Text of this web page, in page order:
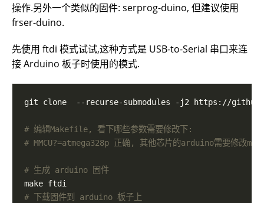
操作.另外一个类似的固件: serprog-duino, 但建议使用
frser-duino.
先使用 ftdi 模式试试,这种方式是 USB-to-Serial 串口来连
接 Arduino 板子时使用的模式.
# 编辑Makefile, 看下哪些参数需要修改下:
# MMCU?=atmega328p 正确, 其他芯片的arduino需要修改
# 生成 arduino 固件
# 下载固件到 arduino 板子上